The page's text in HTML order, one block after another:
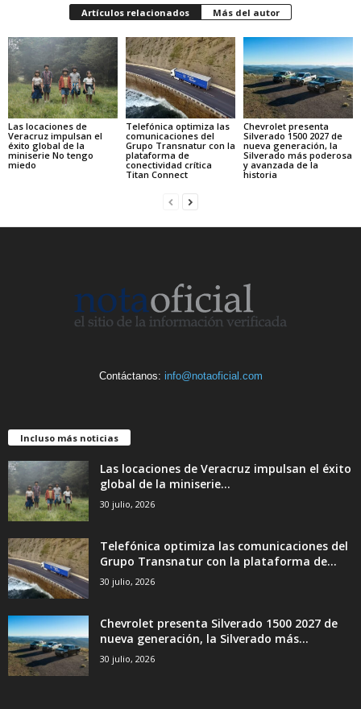
Artículos relacionados Más del autor
Las locaciones de
Veracruz impulsan el
éxito global de la
miniserie No tengo
miedo
Telefónica optimiza las
comunicaciones del
Grupo Transnatur con la
plataforma de
conectividad crítica
Titan Connect
Chevrolet presenta
Silverado 1500 2027 de
nueva generación, la
Silverado más poderosa
y avanzada de la
historia
Contáctanos: info@notaoficial.com
Incluso más noticias
Las locaciones de Veracruz impulsan el éxito
global de la miniserie...
30 julio, 2026
Telefónica optimiza las comunicaciones del
Grupo Transnatur con la plataforma de...
30 julio, 2026
Chevrolet presenta Silverado 1500 2027 de
nueva generación, la Silverado más...
30 julio, 2026